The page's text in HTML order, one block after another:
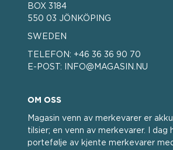
BOX 3184
550 03 JÖNKÖPING
SWEDEN
TELEFON: +46 36 36 90 70
E-POST:
INFO@MAGASIN.NU
OM OSS
Magasin venn av merkevarer er
tilsier; en venn av merkevarer. I dag
portefølje av kjente merkevarer